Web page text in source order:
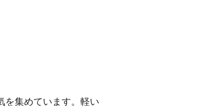
を集めています。軽い